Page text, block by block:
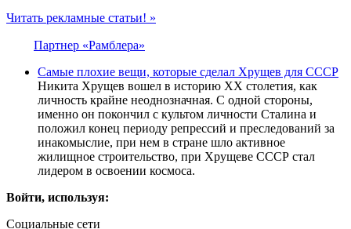
Читать рекламные статьи! »
Партнер «Рамблера»
Самые плохие вещи, которые сделал Хрущев для СССР
Никита Хрущев вошел в историю XX столетия, как
личность крайне неоднозначная. С одной стороны,
именно он покончил с культом личности Сталина и
положил конец периоду репрессий и преследований за
инакомыслие, при нем в стране шло активное
жилищное строительство, при Хрущеве СССР стал
лидером в освоении космоса.
Войти, используя:
Социальные сети